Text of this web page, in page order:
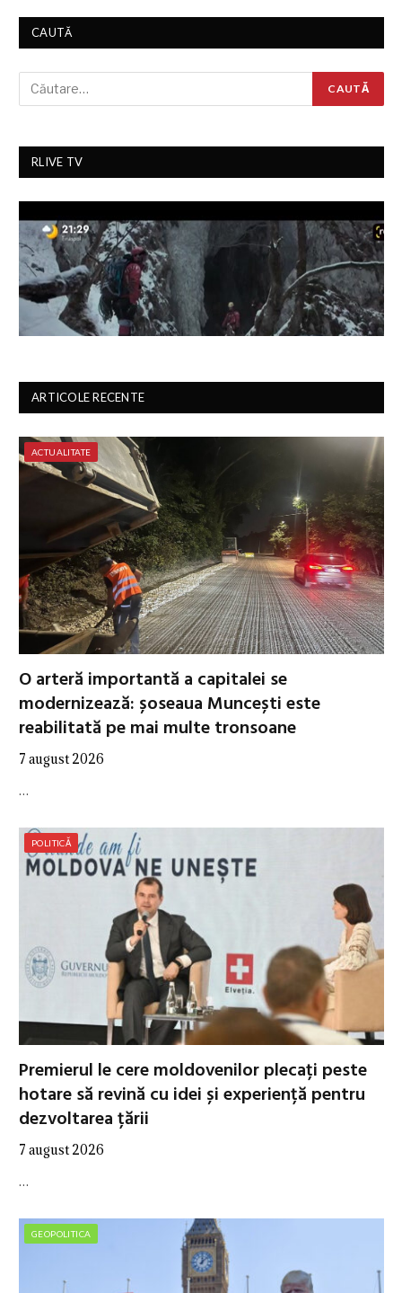
CAUTĂ
RLIVE TV
ARTICOLE RECENTE
ACTUALITATE
O arteră importantă a capitalei se
modernizează: șoseaua Muncești este
reabilitată pe mai multe tronsoane
7 august 2026
…
POLITICĂ
Premierul le cere moldovenilor plecați peste
hotare să revină cu idei și experiență pentru
dezvoltarea țării
7 august 2026
…
GEOPOLITICA